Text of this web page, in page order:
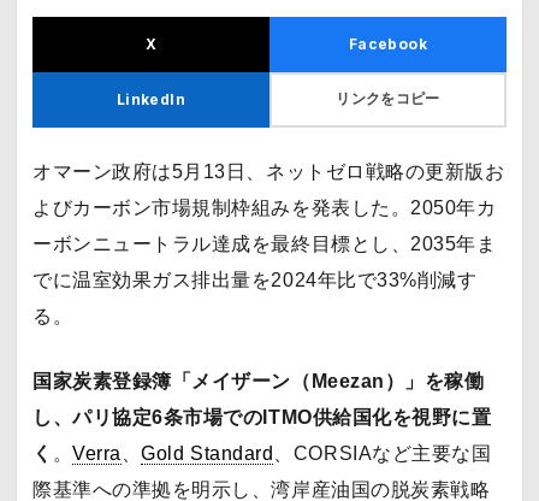
X Facebook
LinkedIn リンクをコピー
オマーン政府は5月13日、ネットゼロ戦略の更新版お
よびカーボン市場規制枠組みを発表した。2050年カ
ーボンニュートラル達成を最終目標とし、2035年ま
でに温室効果ガス排出量を2024年比で33%削減す
る。
国家炭素登録簿「メイザーン（Meezan）」を稼働
し、パリ協定6条市場でのITMO供給国化を視野に置
く 。Verra 、Gold Standard
、CORSIAなど主要な国
際基準への準拠を明示し、湾岸産油国の脱炭素戦略